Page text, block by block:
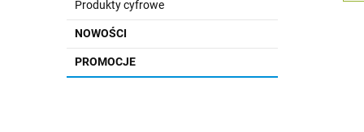
Produkty cyfrowe
NOWOŚCI
PROMOCJE